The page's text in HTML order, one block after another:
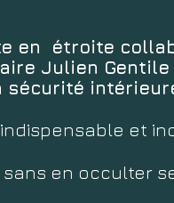
en étroite
Julien Gentile
sécurité
et
en occulter